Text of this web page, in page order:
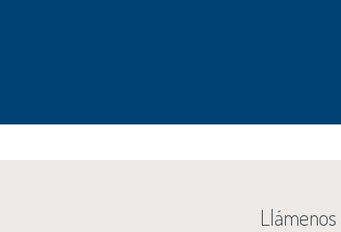
Llámenos